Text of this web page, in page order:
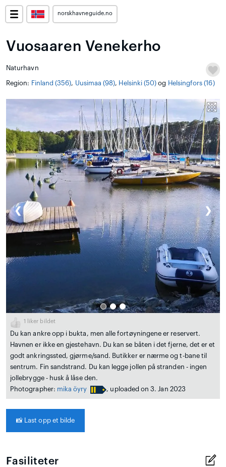
norskhavneguide.no
Vuosaaren Venekerho
Naturhavn
Region: Finland (356), Uusimaa (98), Helsinki (50) og Helsingfors (16)
❮ ❯
1 liker bildet
Du kan ankre opp i bukta, men alle fortøyningene er reservert.
Havnen er ikke en gjestehavn. Du kan se båten i det fjerne, det er et
godt ankringssted, gjørme/sand. Butikker er nærme og t-bane til
sentrum. Fin sandstrand. Du kan legge jollen på stranden - ingen
jollebrygge - husk å låse den.
Photographer: mika öyry , uploaded on 3. Jan 2023
📸 Last opp et bilde
Fasiliteter